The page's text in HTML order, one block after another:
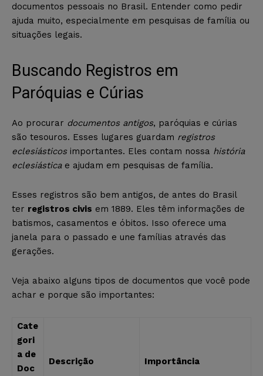
documentos pessoais no Brasil. Entender como pedir
ajuda muito, especialmente em pesquisas de família ou
situações legais.
Buscando Registros em
Paróquias e Cúrias
Ao procurar documentos antigos, paróquias e cúrias
são tesouros. Esses lugares guardam registros
eclesiásticosimportantes. Eles contam nossa história
eclesiásticae ajudam em pesquisas de família.
Esses registros são bem antigos, de antes do Brasil
ter registros civis em 1889. Eles têm informações de
batismos, casamentos e óbitos. Isso oferece uma
janela para o passado e une famílias através das
gerações.
Veja abaixo alguns tipos de documentos que você pode
achar e porque são importantes:
Cate
gori
a de
Doc
Descrição Importância